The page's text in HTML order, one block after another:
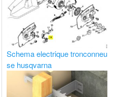
Schema electrique tronconneu
se husqvarna